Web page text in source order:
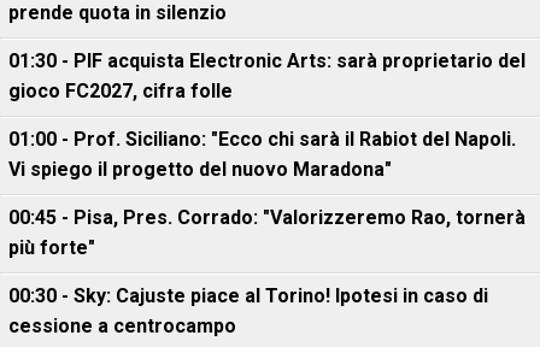
prende quota in silenzio
01:30 - PIF acquista Electronic Arts: sarà proprietario del
gioco FC2027, cifra folle
01:00 - Prof. Siciliano: "Ecco chi sarà il Rabiot del Napoli.
Vi spiego il progetto del nuovo Maradona"
00:45 - Pisa, Pres. Corrado: "Valorizzeremo Rao, tornerà
più forte"
00:30 - Sky: Cajuste piace al Torino! Ipotesi in caso di
cessione a centrocampo